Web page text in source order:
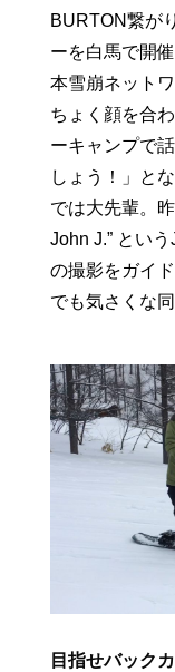
BURTON繋が
ーを白馬で開
本雪崩ネット
ちょく顔を合
ーキャンプで
しょう！」と
では大先輩。
John J.” とい
の撮影をガイ
でも気さくな
目指せバック